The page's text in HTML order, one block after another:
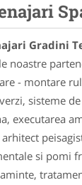
Gradini
noastre
- montare
sisteme
executarea
arhitect
si pomi